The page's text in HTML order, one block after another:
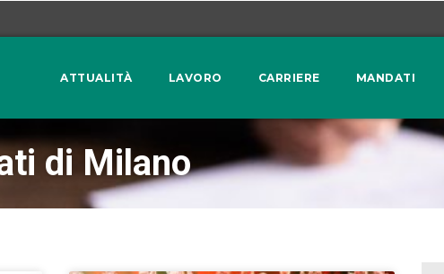
ATTUALITÀ LAVORO CARRIERE MANDATI
di Milano